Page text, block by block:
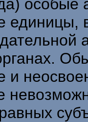
особые
единицы,
и